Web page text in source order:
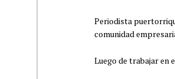
Periodista
comunidad
Luego de trabajar en